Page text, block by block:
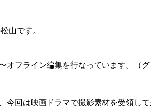
山です。
オフライン編集を行なっています。（
今回は映画ドラマで撮影素材を受領し